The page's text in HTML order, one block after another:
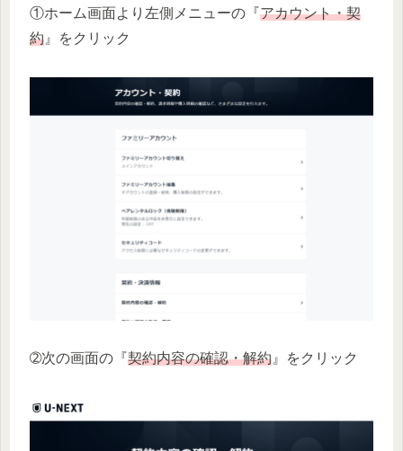
①ホーム画面より左側メニューの『アカウント・契
約 』をクリック
➁次の画面の『契約内容の確認・解約』をクリック